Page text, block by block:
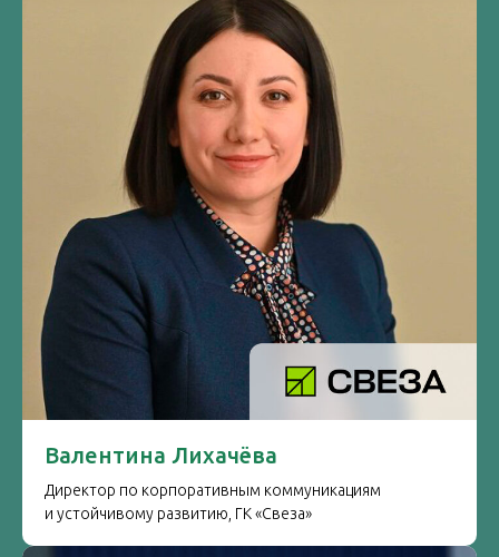
Валентина Лихачёва
Директор по корпоративным коммуникациям
и устойчивому развитию, ГК «Свеза»